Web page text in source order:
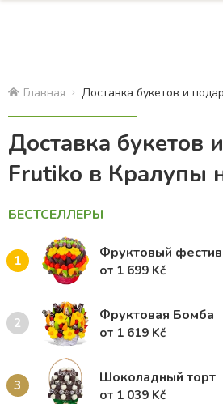
Главная
Доставка букетов
Frutiko в Кралупы
БЕСТСЕЛЛЕРЫ
1 Фруктовый
от 1 699 Kč
2 Фруктовая Бомба
от 1 619 Kč
3 Шоколадный торт
от 1 039 Kč